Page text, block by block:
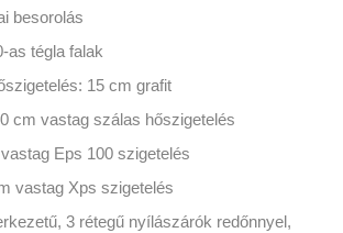
besorolás
as tégla falak
15 cm grafit
cm vastag szálas hőszigetelés
Eps 100 szigetelés
vastag Xps szigetelés
3 rétegű nyílászárók redőnnyel,